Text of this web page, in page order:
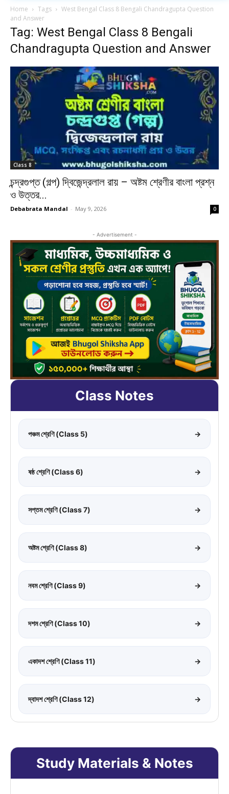
Home Tags
West Bengal Class 8 Bengali Chandragupta Question
and Answer
Tag: West Bengal Class 8 Bengali
Chandragupta Question and Answer
Class 8
চন্দ্রগুপ্ত (গল্প) দ্বিজেন্দ্রলাল রায় – অষ্টম শ্রেণীর বাংলা প্রশ্ন
ও উত্তর...
Debabrata Mandal - May 9, 2026 0
- Advertisement -
Class Notes
পঞ্চম শ্রেণি (Class 5) →
ষষ্ঠ শ্রেণি (Class 6) →
সপ্তম শ্রেণি (Class 7) →
অষ্টম শ্রেণি (Class 8) →
নবম শ্রেণি (Class 9) →
দশম শ্রেণি (Class 10) →
একাদশ শ্রেণি (Class 11) →
দ্বাদশ শ্রেণি (Class 12) →
Study Materials & Notes